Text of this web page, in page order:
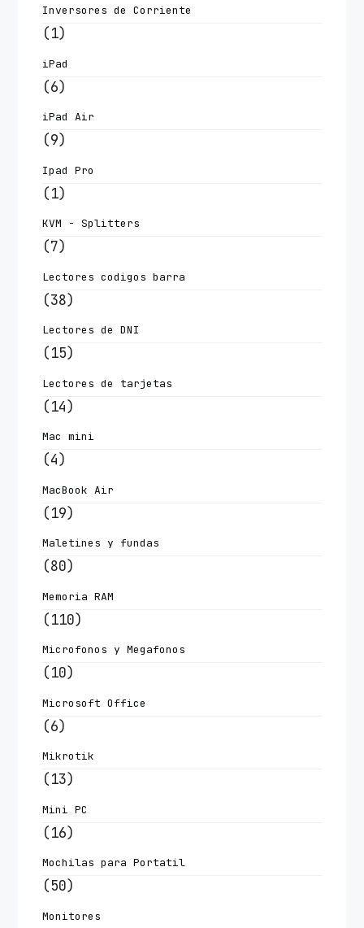
Inversores de Corriente
(1)
iPad
(6)
iPad Air
(9)
Ipad Pro
(1)
KVM - Splitters
(7)
Lectores codigos barra
(38)
Lectores de DNI
(15)
Lectores de tarjetas
(14)
Mac mini
(4)
MacBook Air
(19)
Maletines y fundas
(80)
Memoria RAM
(110)
Microfonos y Megafonos
(10)
Microsoft Office
(6)
Mikrotik
(13)
Mini PC
(16)
Mochilas para Portatil
(50)
Monitores